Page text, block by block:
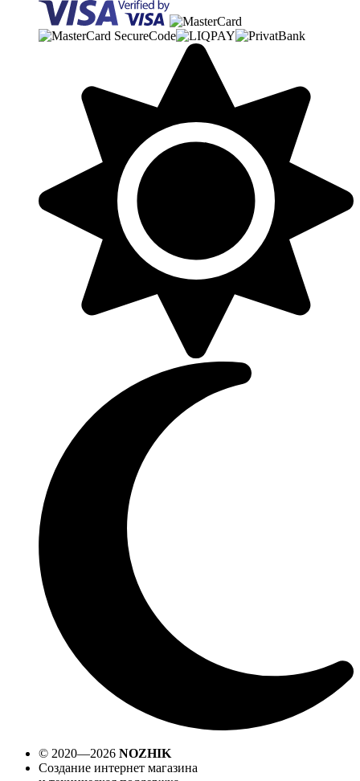
© 2020—2026 NOZHIK
Создание интернет магазина